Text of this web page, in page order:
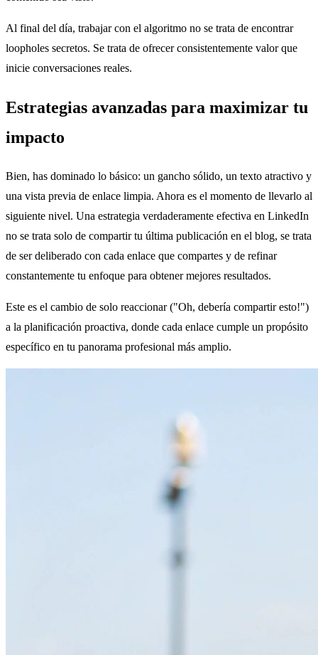
Al final del día, trabajar con el algoritmo no se trata de encontrar
loopholes secretos. Se trata de ofrecer consistentemente valor que
inicie conversaciones reales.
Estrategias avanzadas para maximizar tu
impacto
Bien, has dominado lo básico: un gancho sólido, un texto atractivo y
una vista previa de enlace limpia. Ahora es el momento de llevarlo al
siguiente nivel. Una estrategia verdaderamente efectiva en LinkedIn
no se trata solo de compartir tu última publicación en el blog, se trata
de ser deliberado con cada enlace que compartes y de refinar
constantemente tu enfoque para obtener mejores resultados.
Este es el cambio de solo reaccionar ("Oh, debería compartir esto!")
a la planificación proactiva, donde cada enlace cumple un propósito
específico en tu panorama profesional más amplio.